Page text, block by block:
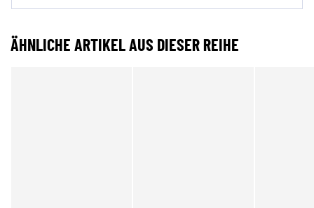
ÄHNLICHE ARTIKEL AUS DIESER REIHE